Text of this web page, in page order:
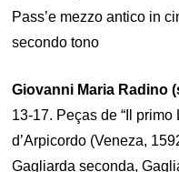
Pass’e mezzo antico in
secondo tono
Giovanni Maria Radino
13-17. Peças de “Il
d’Arpicordo (Veneza,
Gagliarda seconda,